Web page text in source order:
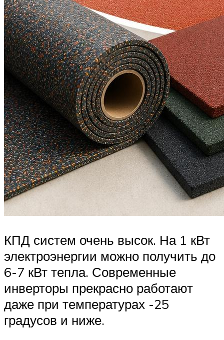
КПД систем очень высок. На 1 кВт
электроэнергии можно получить до
6-7 кВт тепла. Современные
инверторы прекрасно работают
даже при температурах -25
градусов и ниже.